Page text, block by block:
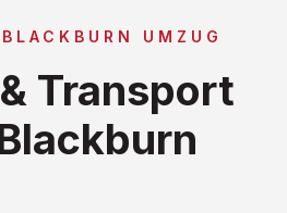
UMZUG
Transport